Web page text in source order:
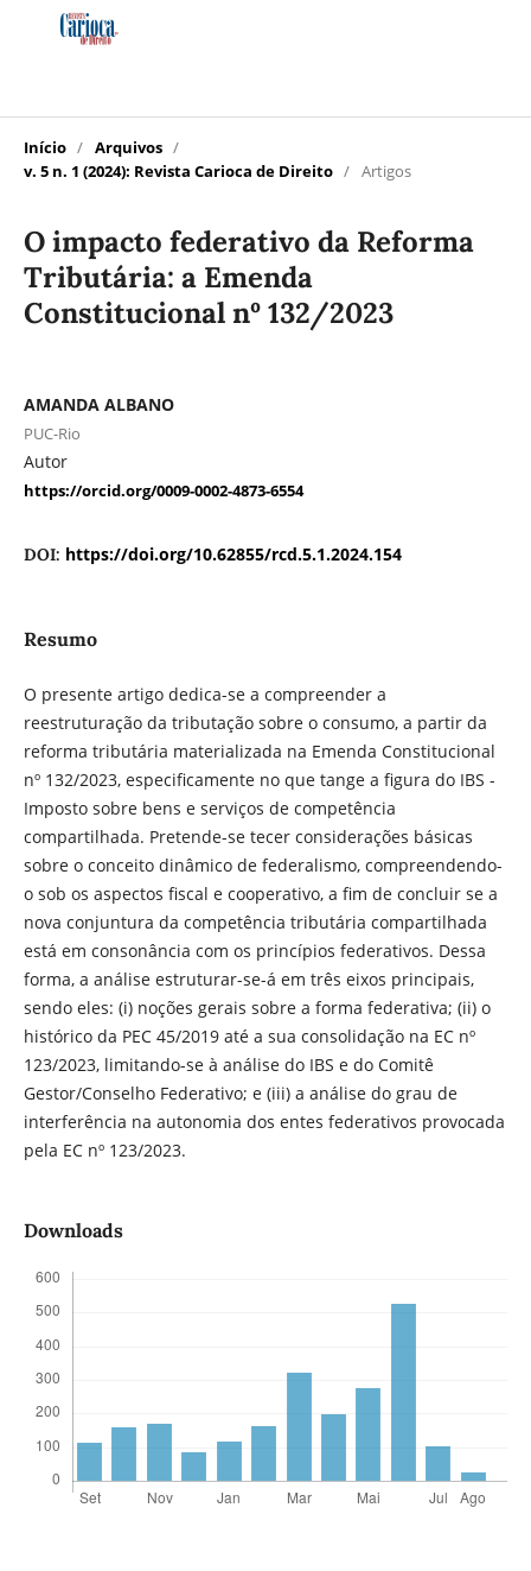
Início / Arquivos /
v. 5 n. 1 (2024): Revista Carioca de Direito / Artigos
O impacto federativo da Reforma
Tributária: a Emenda
Constitucional nº 132/2023
AMANDA ALBANO
PUC-Rio
Autor
https://orcid.org/0009-0002-4873-6554
DOI: https://doi.org/10.62855/rcd.5.1.2024.154
Resumo
O presente artigo dedica-se a compreender a
reestruturação da tributação sobre o consumo, a partir da
reforma tributária materializada na Emenda Constitucional
nº 132/2023, especificamente no que tange a figura do IBS -
Imposto sobre bens e serviços de competência
compartilhada. Pretende-se tecer considerações básicas
sobre o conceito dinâmico de federalismo, compreendendo-
o sob os aspectos fiscal e cooperativo, a fim de concluir se a
nova conjuntura da competência tributária compartilhada
está em consonância com os princípios federativos. Dessa
forma, a análise estruturar-se-á em três eixos principais,
sendo eles: (i) noções gerais sobre a forma federativa; (ii) o
histórico da PEC 45/2019 até a sua consolidação na EC nº
123/2023, limitando-se à análise do IBS e do Comitê
Gestor/Conselho Federativo; e (iii) a análise do grau de
interferência na autonomia dos entes federativos provocada
pela EC nº 123/2023.
Downloads